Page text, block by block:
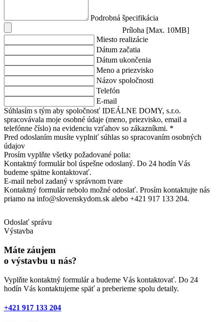
Podrobná špecifikácia
Príloha [Max. 10MB]
Miesto realizácie
Dátum začatia
Dátum ukončenia
Meno a priezvisko
Názov spoločnosti
Telefón
E-mail
Súhlasím s tým aby spoločnosť IDEÁLNE DOMY, s.r.o.
spracovávala moje osobné údaje (meno, priezvisko, email a
telefónne číslo) na evidenciu vzťahov so zákazníkmi. *
Pred odoslaním musíte vyplniť súhlas so spracovaním osobných
údajov
Prosím vyplňte všetky požadované polia:
Kontaktný formulár bol úspešne odoslaný. Do 24 hodín Vás
budeme spätne kontaktovať.
E-mail nebol zadaný v správnom tvare
Kontaktný formulár nebolo možné odoslať. Prosím kontaktujte nás
priamo na info@slovenskydom.sk alebo +421 917 133 204.
Odoslať správu
Výstavba
Máte záujem
o výstavbu u nás?
Vyplňte kontaktný formulár a budeme Vás kontaktovať. Do 24
hodín Vás kontaktujeme späť a preberieme spolu detaily.
+421 917 133 204